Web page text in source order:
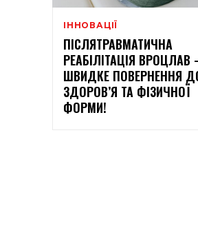
ІННОВАЦІЇ
ПІСЛЯТРАВМАТИЧНА
РЕАБІЛІТАЦІЯ ВРОЦЛАВ
ШВИДКЕ ПОВЕРНЕННЯ
ЗДОРОВ’Я ТА ФІЗИЧНОЇ
ФОРМИ!